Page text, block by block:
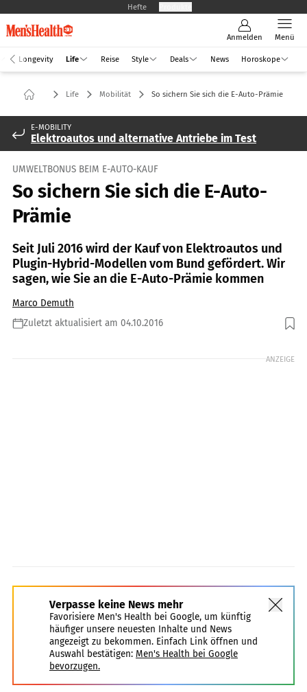
Hefte
Anmelden Menü
Longevity Life Reise Style Deals News Horoskope
Life Mobilität So sichern Sie sich die E-Auto-Prämie
E-MOBILITY
Elektroautos und alternative Antriebe im Test
UMWELTBONUS BEIM E-AUTO-KAUF
So sichern Sie sich die E-Auto-
Prämie
Seit Juli 2016 wird der Kauf von Elektroautos und
Plugin-Hybrid-Modellen vom Bund gefördert. Wir
sagen, wie Sie an die E-Auto-Prämie kommen
Marco Demuth
Zuletzt aktualisiert am 04.10.2016
Foto: Sopotnicki / Shutterstock.com
ANZEIGE
Verpasse keine News mehr
Favorisiere Men's Health bei Google, um künftig
häufiger unsere neuesten Inhalte und News
angezeigt zu bekommen. Einfach Link öffnen und
Auswahl bestätigen: Men's Health bei Google
bevorzugen.